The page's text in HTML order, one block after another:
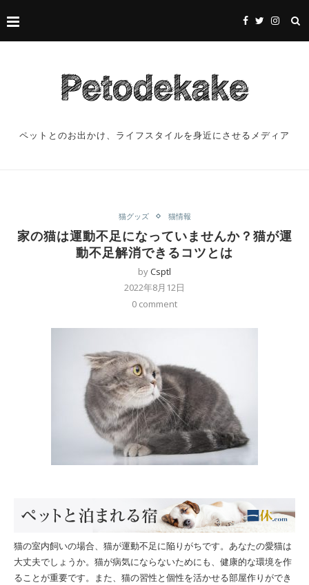
ペットとのお出かけ、ライフスタイルを身近にさせるメディア
猫グッズ 猫情報
家の猫は運動不足になっていませんか？猫が運
動不足解消できるコツとは
byCsptl
2022年8月12日
0 comment
猫の室内飼いの場合、猫が運動不足に陥りがちです。あなたの愛猫は
大丈夫でしょうか。猫が病気にならないためにも、健康的な環境を作
ることが重要です。また、猫の習性と個性を活かせる部屋作りができ